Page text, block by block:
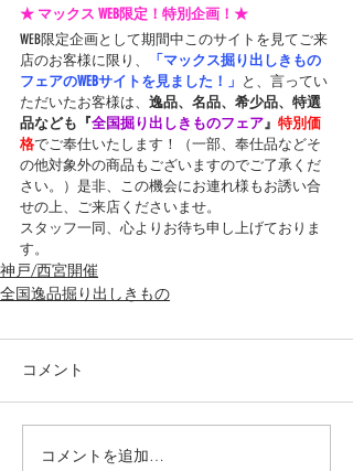
★ マックス WEB限定！特別企画！★
WEB限定企画として期間中このサイトを見てご来
店のお客様に限り、
「マックス掘り出しきもの
フェアのWEBサイトを見ました！」 と、言ってい
ただいたお客様は、 逸品、名品、希少品、特選
品なども『全国掘り出しきものフェア 』 特別価
格でご奉仕いたします！（一部、奉仕品などそ
の他対象外の商品もございますのでご了承くだ
さい。）是非、この機会にお連れ様もお誘い合
せの上、ご来店くださいませ。
スタッフ一同、心よりお待ち申し上げておりま
す。
神戸/西宮開催
全国逸品掘り出しきもの
コメント
コメントを追加…